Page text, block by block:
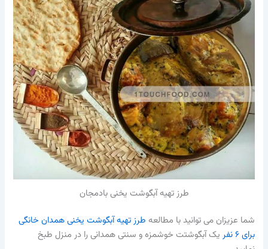
طرز تهیه آبگوشت یخنی بادمجان
شما عزیزان می توانید با مطالعه طرز تهیه آبگوشت یخنی همدان خانگی
برای ۶ نفر
یک آبگوشتت خوشمزه و سنتی همدانی را در منزل طبخ